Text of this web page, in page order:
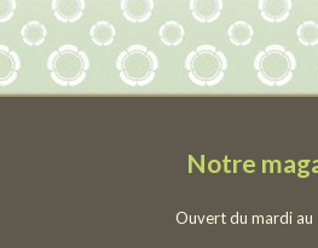
Notre
Ouvert du mardi au